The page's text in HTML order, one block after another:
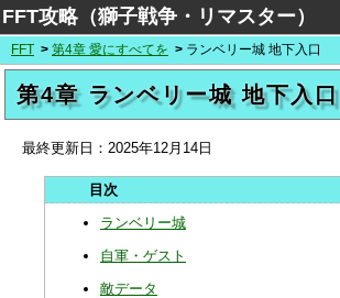
FFT攻略（獅子戦争・リマスター）
FFT 第4章 愛にすべてを ランベリー城 地下入口
第4章 ランベリー城 地下入口
最終更新日： 2025年12月14日
ランベリー城
自軍・ゲスト
敵データ